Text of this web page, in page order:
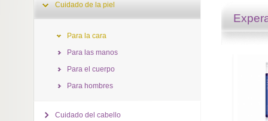
Cuidado de la piel
Para la cara
Para las manos
Para el cuerpo
Para hombres
Cuidado del cabello